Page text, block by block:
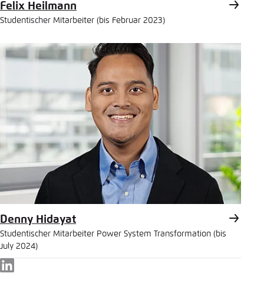
Felix Heilmann
Studentischer Mitarbeiter (bis Februar 2023)
Denny Hidayat
Studentischer Mitarbeiter Power System Transformation (bis
July 2024)
LinkedIn